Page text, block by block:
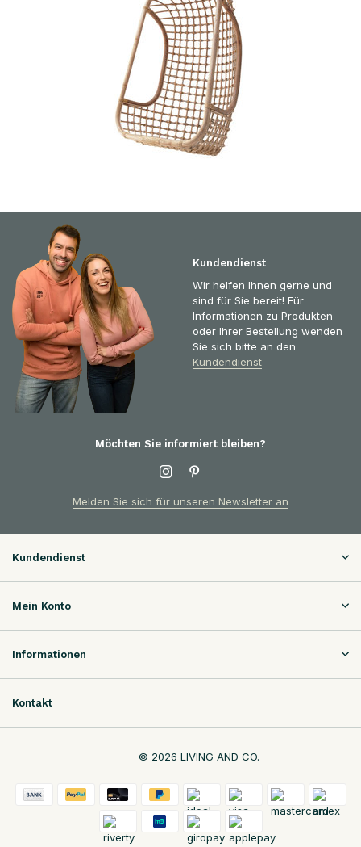
Kundendienst
Wir helfen Ihnen gerne und
sind für Sie bereit! Für
Informationen zu Produkten
oder Ihrer Bestellung wenden
Sie sich bitte an den
Kundendienst
Möchten Sie informiert bleiben?
Melden Sie sich für unseren Newsletter an
Kundendienst
Mein Konto
Informationen
Kontakt
© 2026 LIVING AND CO.